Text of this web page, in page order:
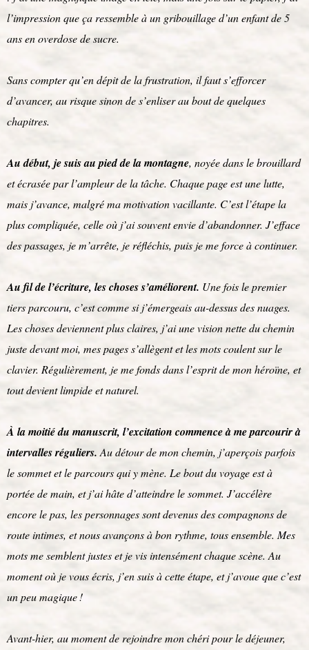
l’impression que ça ressemble à un gribouillage d’un enfant de 5
ans en overdose de sucre.
Sans compter qu’en dépit de la frustration, il faut s’efforcer
d’avancer, au risque sinon de s’enliser au bout de quelques
chapitres.
Au début, je suis au pied de la montagne, noyée dans le brouillard
et écrasée par l’ampleur de la tâche. Chaque page est une lutte,
mais j’avance, malgré ma motivation vacillante. C’est l’étape la
plus compliquée, celle où j’ai souvent envie d’abandonner. J’efface
des passages, je m’arrête, je réfléchis, puis je me force à continuer.
Au fil de l’écriture, les choses s’améliorent. Une fois le premier
tiers parcouru, c’est comme si j’émergeais au-dessus des nuages.
Les choses deviennent plus claires, j’ai une vision nette du chemin
juste devant moi, mes pages s’allègent et les mots coulent sur le
clavier. Régulièrement, je me fonds dans l’esprit de mon héroïne, et
tout devient limpide et naturel.
À la moitié du manuscrit, l’excitation commence à me parcourir à
intervalles réguliers.Au détour de mon chemin, j’aperçois parfois
le sommet et le parcours qui y mène. Le bout du voyage est à
portée de main, et j’ai hâte d’atteindre le sommet. J’accélère
encore le pas, les personnages sont devenus des compagnons de
route intimes, et nous avançons à bon rythme, tous ensemble. Mes
mots me semblent justes et je vis intensément chaque scène. Au
moment où je vous écris, j’en suis à cette étape, et j’avoue que c’est
un peu magique !
Avant-hier, au moment de rejoindre mon chéri pour le déjeuner,